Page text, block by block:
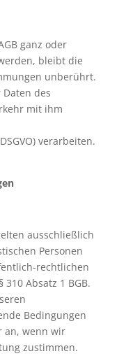
ganz oder
bleibt die
unberührt.
des
mit ihm
verarbeiten.
ausschließlich
Personen
rechtlichen
Absatz 1 BGB.
Bedingungen
an, wenn wir
zustimmen.